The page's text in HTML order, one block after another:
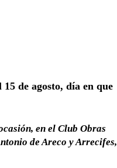
de agosto, día en que
en el Club Obras
de Areco y Arrecifes,